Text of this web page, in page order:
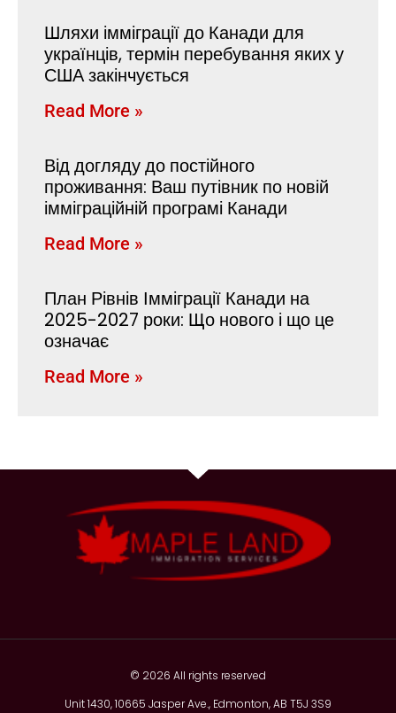
Шляхи імміграції до Канади для
українців, термін перебування яких у
США закінчується
Read More »
Від догляду до постійного
проживання: Ваш путівник по новій
імміграційній програмі Канади
Read More »
План Рівнів Імміграції Канади на
2025-2027 роки: Що нового і що це
означає
Read More »
© 2026 All rights reserved
Unit 1430, 10665 Jasper Ave., Edmonton, AB T5J 3S9